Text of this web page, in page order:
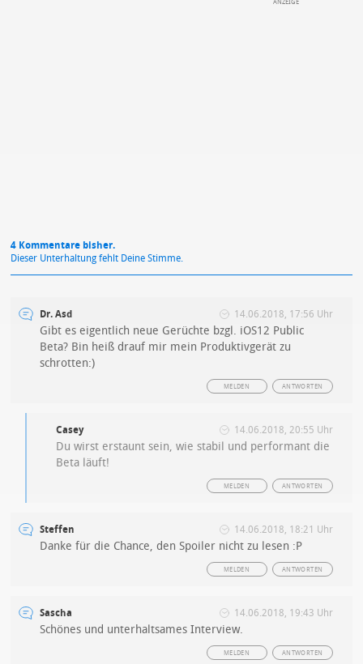
4 Kommentare bisher.
Dieser Unterhaltung fehlt Deine Stimme.
Dr. Asd 14.06.2018, 17:56 Uhr
Gibt es eigentlich neue Gerüchte bzgl. iOS12 Public
Beta? Bin heiß drauf mir mein Produktivgerät zu
schrotten:)
ANTWORTEN
MELDEN
Casey 14.06.2018, 20:55 Uhr
Du wirst erstaunt sein, wie stabil und performant die
Beta läuft!
ANTWORTEN
MELDEN
Steffen 14.06.2018, 18:21 Uhr
Danke für die Chance, den Spoiler nicht zu lesen :P
ANTWORTEN
MELDEN
Sascha 14.06.2018, 19:43 Uhr
Schönes und unterhaltsames Interview.
ANTWORTEN
MELDEN